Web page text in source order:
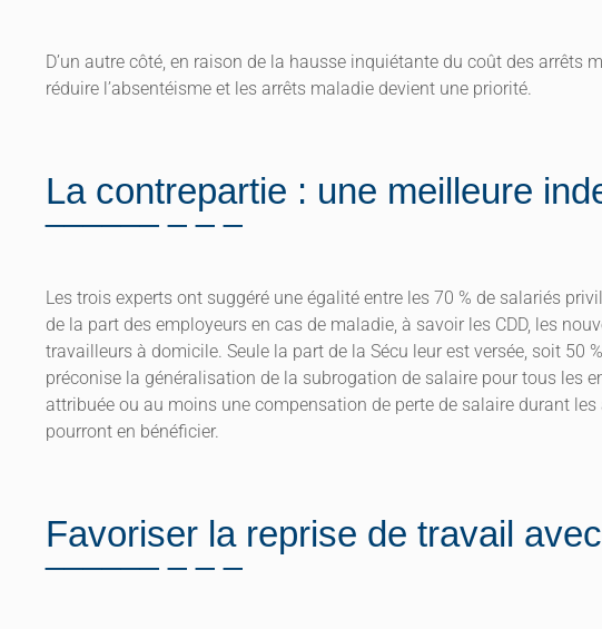
D’un autre côté, en raison de la hausse inquiétante du coût des arrêts
réduire l’absentéisme et les arrêts maladie devient une priorité.
La contrepartie : une meilleure
Les trois experts ont suggéré une égalité entre les 70 % de salariés
de la part des employeurs en cas de maladie, à savoir les CDD, les
travailleurs à domicile. Seule la part de la Sécu leur est versée, soit 50
préconise la généralisation de la subrogation de salaire pour tous les
attribuée ou au moins une compensation de perte de salaire durant
pourront en bénéficier.
Favoriser la reprise de travail